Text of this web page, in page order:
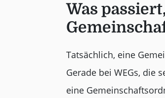
Was
Tatsächlich, eine
Gerade bei WEGs, die
eine